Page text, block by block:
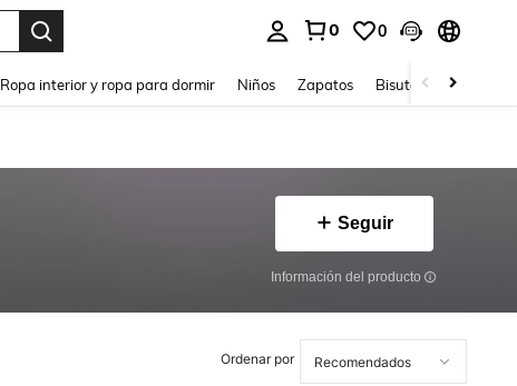
0 0
Ropa interior y ropa para dormir Niños Zapatos Bisutería Y
Seguir
Información del producto
Ordenar por